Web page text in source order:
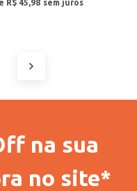
R$ 45 98
na sua
no site*